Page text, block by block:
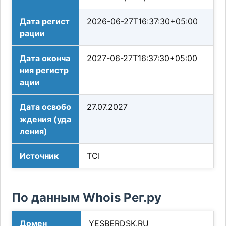
Дата регист
рации
2026-06-27T16:37:30+05:00
Дата оконча
ния регистр
ации
2027-06-27T16:37:30+05:00
Дата освобо
ждения (уда
ления)
27.07.2027
Источник TCI
По данным Whois Рег.ру
Домен YESBERDSK.RU